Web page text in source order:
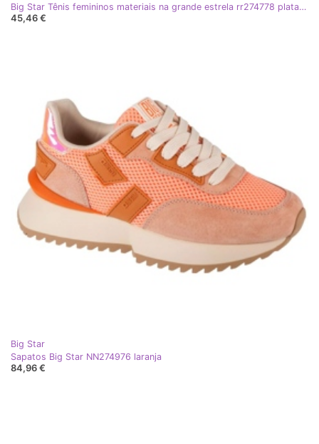
Big Star Tênis femininos materiais na grande estrela rr274778 plataforma laranja
45,46 €
Big Star
Sapatos Big Star NN274976 laranja
84,96 €